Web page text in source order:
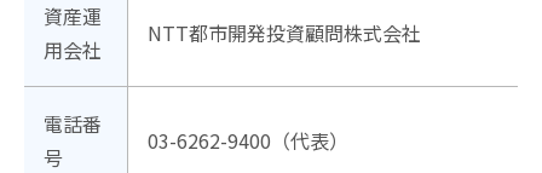
資産運
用会社
NTT都市開発投資顧問株式会社
電話番
号
03-6262-9400（代表）